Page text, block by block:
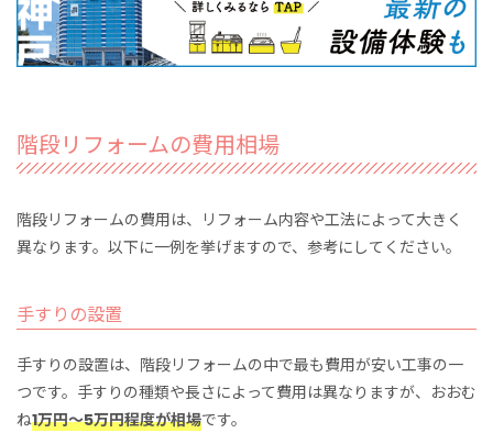
階段リフォームの費用相場
階段リフォームの費用は、リフォーム内容や工法によって大きく
異なります。 以下に一例を挙げますので、参考にしてください。
手すりの設置
手すりの設置は、階段リフォームの中で最も費用が安い工事の一
つです。手すりの種類や長さによって費用は異なりますが、おおむ
ね1万円～5万円程度が相場です。